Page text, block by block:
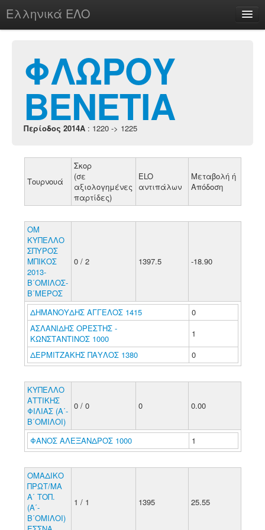
Ελληνικά ΕΛΟ
chesstu.be @ discord
Login
ΦΛΩΡΟΥ
ΒΕΝΕΤΙΑ
Περίοδος 2014A : 1220 -> 1225
Τουρνουά
Σκορ
(σε
αξιολογημένες
παρτίδες)
ELO
αντιπάλων
Μεταβολή ή
Απόδοση
ΟΜ
ΚΥΠΕΛΛΟ
ΣΠΥΡΟΣ
ΜΠΙΚΟΣ
2013-
Β΄ΟΜΙΛΟΣ-
Β΄ΜΕΡΟΣ
0 / 2 1397.5 -18.90
ΔΗΜΑΝΟΥΔΗΣ ΑΓΓΕΛΟΣ 1415
0
ΑΣΛΑΝΙΔΗΣ ΟΡΕΣΤΗΣ -
ΚΩΝΣΤΑΝΤΙΝΟΣ 1000
1
ΔΕΡΜΙΤΖΑΚΗΣ ΠΑΥΛΟΣ 1380
0
ΚΥΠΕΛΛΟ
ΑΤΤΙΚΗΣ
ΦΙΛΙΑΣ (Α΄-
Β΄ΟΜΙΛΟΙ)
0 / 0 0 0.00
ΦΑΝΟΣ ΑΛΕΞΑΝΔΡΟΣ 1000 1
ΟΜΑΔΙΚΟ
ΠΡΩΤ/ΜΑ
Α΄ ΤΟΠ.
(Α΄-
Β΄ΟΜΙΛΟΙ)
1 / 1 1395 25.55